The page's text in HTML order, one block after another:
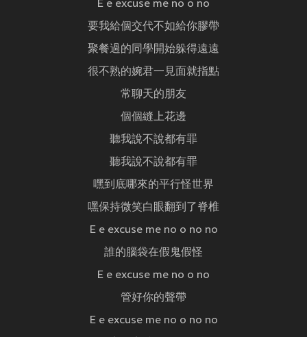
E e excuse me no o no
要我給個交代不如給你膠帶
聚餐過的同學開始躲得遠遠
很不熟的婉君一見面就指點
常聊天的朋友
個個縫上花邊
聽我說不說都有罪
聽我說不說都有罪
嘿到底哪來的平行怪世界
嘿保持微笑白眼翻到了脊椎
E e excuse me no o no no
誰的腦袋在假鬼假怪
E e excuse me no o no
管好你的聲帶
E e excuse me no o no no